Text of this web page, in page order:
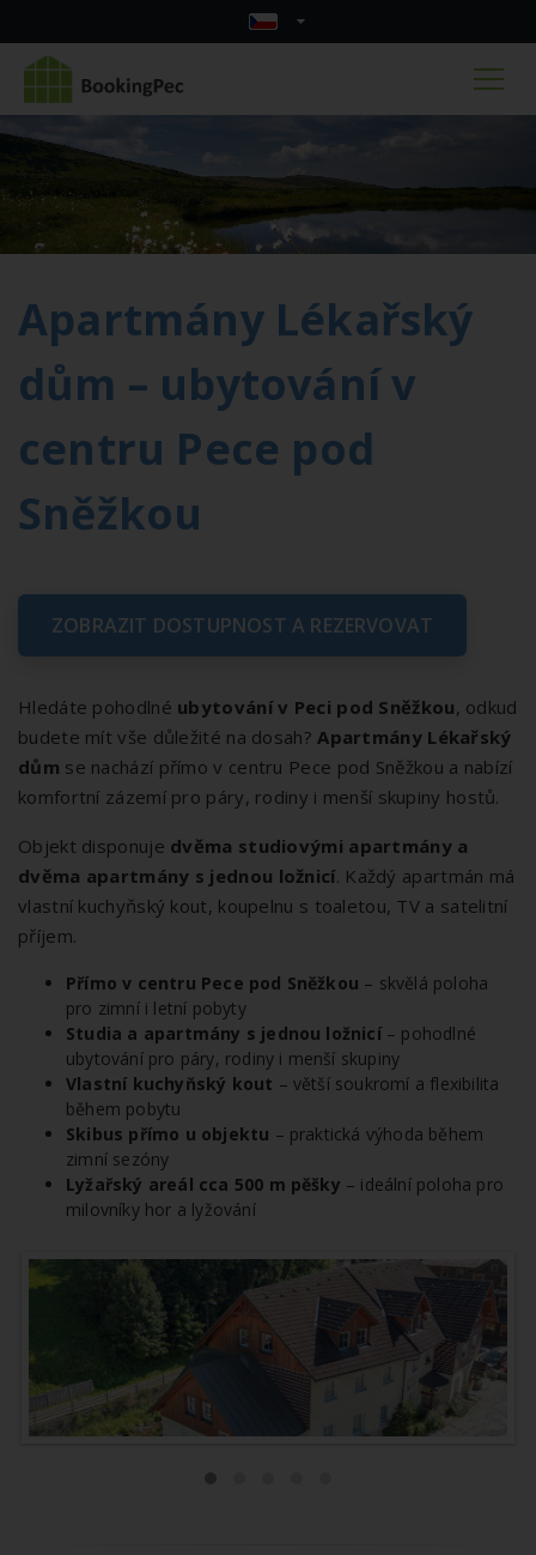
Apartmány Lékařský
dům – ubytování v
centru Pece pod
Sněžkou
ZOBRAZIT DOSTUPNOST A REZERVOVAT
Hledáte pohodlné ubytování v Peci pod Sněžkou, odkud
budete mít vše důležité na dosah?Apartmány Lékařský
dům se nachází přímo v centru Pece pod Sněžkou a nabízí
komfortní zázemí pro páry, rodiny i menší skupiny hostů.
Objekt disponuje dvěma studiovými apartmány a
dvěma apartmány s jednou ložnicí. Každý apartmán má
vlastní kuchyňský kout, koupelnu s toaletou, TV a satelitní
příjem.
Přímo v centru Pece pod Sněžkou – skvělá poloha
pro zimní i letní pobyty
Studia a apartmány s jednou ložnicí– pohodlné
ubytování pro páry, rodiny i menší skupiny
Vlastní kuchyňský kout – větší soukromí a flexibilita
během pobytu
Skibus přímo u objektu – praktická výhoda během
zimní sezóny
Lyžařský areál cca 500 m pěšky – ideální poloha pro
milovníky hor a lyžování